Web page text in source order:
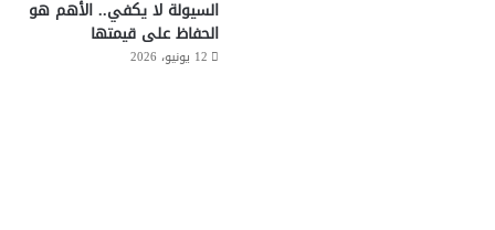
السيولة لا يكفي.. الأهم هو
الحفاظ على قيمتها
12 يونيو، 2026